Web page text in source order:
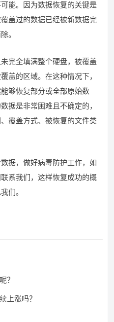
能。因为数据恢复的关键是
盖过的数据已经被新数据完
。
完全填满整个硬盘，被覆盖
盖的区域。在这种情况下，
够恢复部分或全部原始数
据是非常困难且不确定的，
覆盖方式、被恢复的文件类
据，做好病毒防护工作，如
系我们，这样恢复成功的概
们。
？
上涨吗？